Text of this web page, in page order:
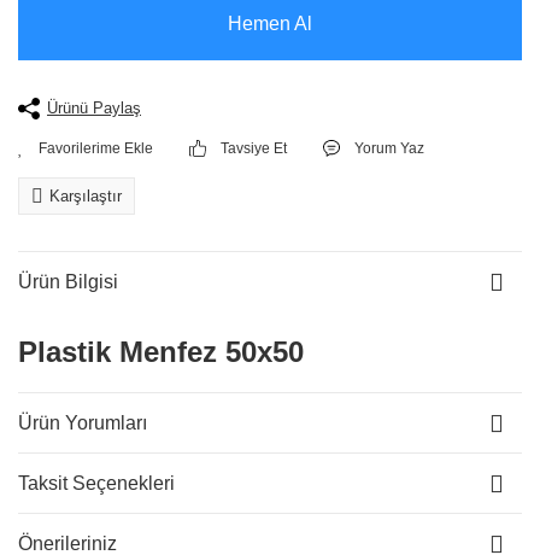
Hemen Al
Ürünü Paylaş
Tavsiye Et Yorum Yaz
Karşılaştır
Ürün Bilgisi
Plastik Menfez 50x50
Ürün Yorumları
Taksit Seçenekleri
Önerileriniz